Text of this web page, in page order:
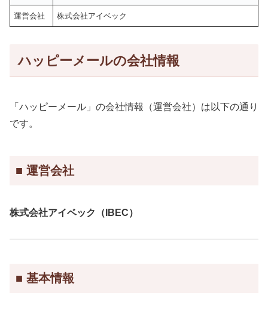
運営会社 株式会社アイベック
ハッピーメールの会社情報
「ハッピーメール」の会社情報（運営会社）は以下の通り
です。
■ 運営会社
株式会社アイベック（IBEC）
■ 基本情報